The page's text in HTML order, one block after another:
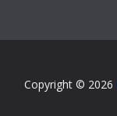
Copyright © 2026